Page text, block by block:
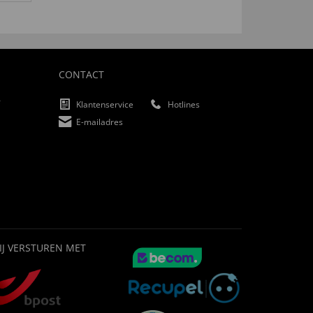
CONTACT
Klantenservice
Hotlines
E-mailadres
VERSTUREN MET